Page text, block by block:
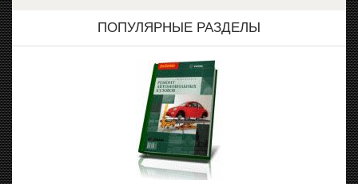
ПОПУЛЯРНЫЕ РАЗДЕЛЫ